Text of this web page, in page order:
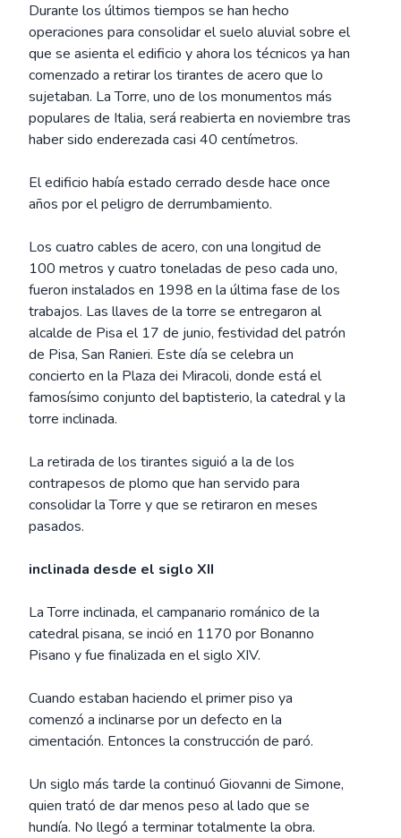
Durante los últimos tiempos se han hecho
operaciones para consolidar el suelo aluvial sobre el
que se asienta el edificio y ahora los técnicos ya han
comenzado a retirar los tirantes de acero que lo
sujetaban. La Torre, uno de los monumentos más
populares de Italia, será reabierta en noviembre tras
haber sido enderezada casi 40 centímetros.
El edificio había estado cerrado desde hace once
años por el peligro de derrumbamiento.
Los cuatro cables de acero, con una longitud de
100 metros y cuatro toneladas de peso cada uno,
fueron instalados en 1998 en la última fase de los
trabajos. Las llaves de la torre se entregaron al
alcalde de Pisa el 17 de junio, festividad del patrón
de Pisa, San Ranieri. Este día se celebra un
concierto en la Plaza dei Miracoli, donde está el
famosísimo conjunto del baptisterio, la catedral y la
torre inclinada.
La retirada de los tirantes siguió a la de los
contrapesos de plomo que han servido para
consolidar la Torre y que se retiraron en meses
pasados.
inclinada desde el siglo XII
La Torre inclinada, el campanario románico de la
catedral pisana, se inció en 1170 por Bonanno
Pisano y fue finalizada en el siglo XIV.
Cuando estaban haciendo el primer piso ya
comenzó a inclinarse por un defecto en la
cimentación. Entonces la construcción de paró.
Un siglo más tarde la continuó Giovanni de Simone,
quien trató de dar menos peso al lado que se
hundía. No llegó a terminar totalmente la obra.